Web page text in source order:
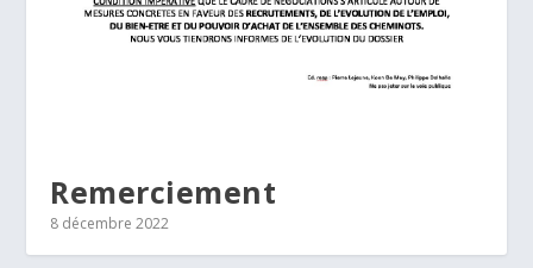
Remerciement
8 décembre 2022